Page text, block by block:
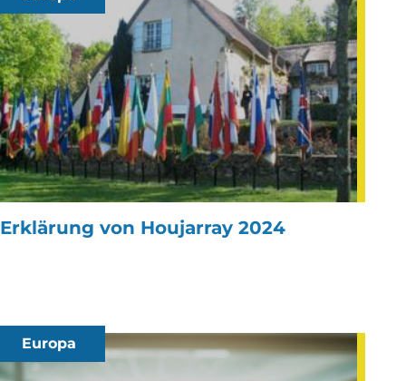
Erklärung von Houjarray 2024
Europa